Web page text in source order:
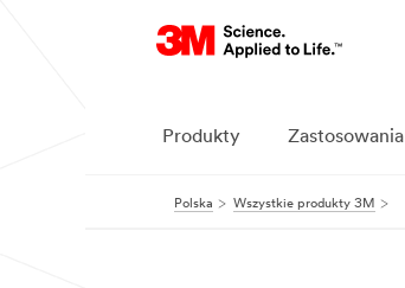
Produkty Zastosowania
Polska Wszystkie produkty 3M